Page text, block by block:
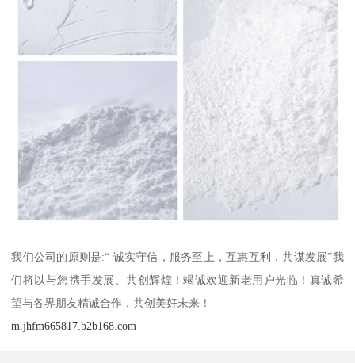
我们公司的原则是:“ 诚实守信，服务至上，互惠互利，共谋发展”我
们将以与您携手发展、共创辉煌！竭诚欢迎新老用户光临！真诚希
望与各界朋友精诚合作，共创美好未来！
m.jhfm665817.b2b168.com